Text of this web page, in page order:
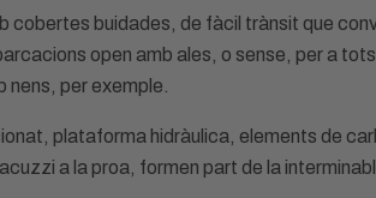
buidades, de fàcil trànsit que
open amb ales, o sense, per a
nens, per exemple.
plataforma hidràulica, elements de
a la proa, formen part de la